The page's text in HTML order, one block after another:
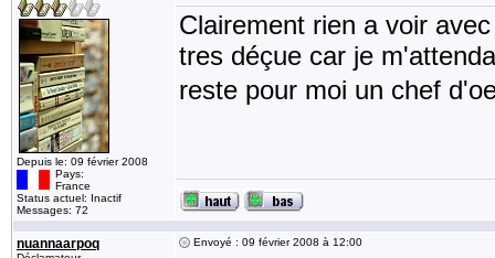
Depuis le: 09 février 2008
Pays:
France
Status actuel: Inactif
Messages: 72
Clairement rien a voir
tres déçue car je
reste pour moi un chef
nuannaarpoq Envoyé : 09 février 2008 à 12:00